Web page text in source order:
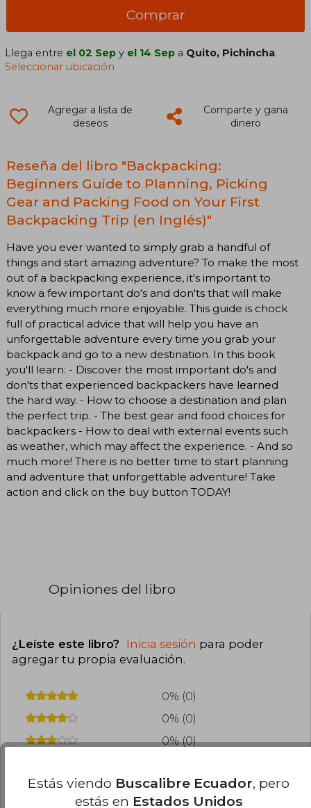
Comprar
Llega entre el 02 Sep y el 14 Sep a Quito, Pichincha.
Seleccionar ubicación
Agregar a lista de
deseos
Comparte y gana
dinero
Reseña del libro "Backpacking:
Beginners Guide to Planning, Picking
Gear and Packing Food on Your First
Backpacking Trip (en Inglés)"
Have you ever wanted to simply grab a handful of
things and start amazing adventure? To make the most
out of a backpacking experience, it's important to
know a few important do's and don'ts that will make
everything much more enjoyable. This guide is chock
full of practical advice that will help you have an
unforgettable adventure every time you grab your
backpack and go to a new destination. In this book
you'll learn: - Discover the most important do's and
don'ts that experienced backpackers have learned
the hard way. - How to choose a destination and plan
the perfect trip. - The best gear and food choices for
backpackers - How to deal with external events such
as weather, which may affect the experience. - And so
much more! There is no better time to start planning
and adventure that unforgettable adventure! Take
action and click on the buy button TODAY!
Opiniones del libro
¿Leíste este libro? Inicia sesión para poder
agregar tu propia evaluación.
0% (0)
0% (0)
0% (0)
0% (0)
Estás viendo Buscalibre Ecuador, pero
estás en Estados Unidos